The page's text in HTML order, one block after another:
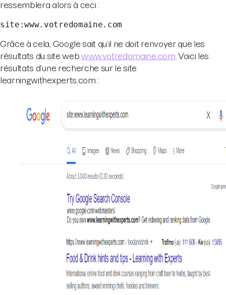
ressemblera alors à ceci :
site:www.votredomaine.com
Grâce à cela, Google sait qu’il ne doit renvoyer que les
résultats du site web www.votredomaine.com . Voici les
résultats d’une recherche sur le site
learningwithexperts.com :